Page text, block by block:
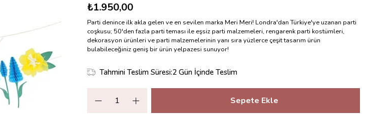
₺1.950,00
Parti denince ilk akla gelen ve en sevilen marka Meri Meri! Londra'dan Türkiye'ye uzanan parti
coşkusu; 50'den fazla parti teması ile eşsiz parti malzemeleri, rengarenk parti kostümleri,
dekorasyon ürünleri ve parti malzemelerinin yanı sıra yüzlerce çeşit tasarım ürün
bulabileceğiniz geniş bir ürün yelpazesi sunuyor!
Tahmini Teslim Süresi:2 Gün İçinde Teslim